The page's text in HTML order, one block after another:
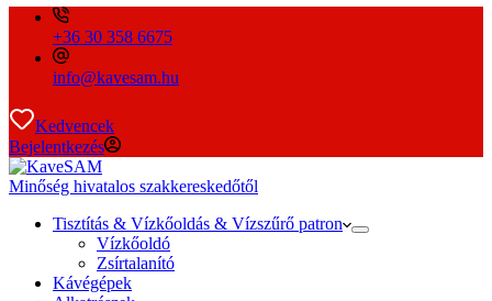
+36 30 358 6675
info@kavesam.hu
Kedvencek
Bejelentkezés
Minőség hivatalos szakkereskedőtől
Tisztítás & Vízkőoldás & Vízszűrő patron
Vízkőoldó
Zsírtalanító
Kávégépek